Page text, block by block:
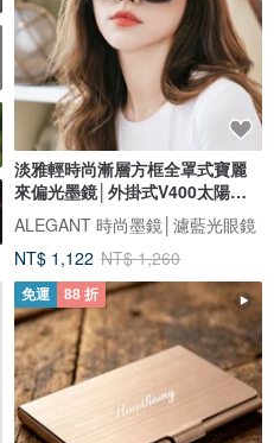
淡雅輕時尚漸層方框全罩式寶麗
來偏光墨鏡│外掛式V400太陽眼
鏡
ALEGANT 時尚墨鏡│濾藍光眼鏡
NT$ 1,122 NT$ 1,260
免運 88 折